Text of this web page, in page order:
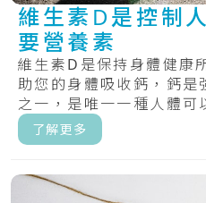
維生素D是控制
要營養素
維生素D是保持身體健康
助您的身體吸收鈣，鈣是
之一，是唯一一種人體可
素。.....
了解更多